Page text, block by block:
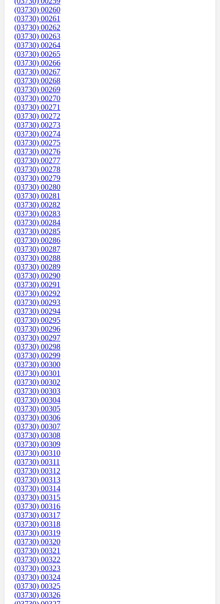
(03730) 00260
(03730) 00261
(03730) 00262
(03730) 00263
(03730) 00264
(03730) 00265
(03730) 00266
(03730) 00267
(03730) 00268
(03730) 00269
(03730) 00270
(03730) 00271
(03730) 00272
(03730) 00273
(03730) 00274
(03730) 00275
(03730) 00276
(03730) 00277
(03730) 00278
(03730) 00279
(03730) 00280
(03730) 00281
(03730) 00282
(03730) 00283
(03730) 00284
(03730) 00285
(03730) 00286
(03730) 00287
(03730) 00288
(03730) 00289
(03730) 00290
(03730) 00291
(03730) 00292
(03730) 00293
(03730) 00294
(03730) 00295
(03730) 00296
(03730) 00297
(03730) 00298
(03730) 00299
(03730) 00300
(03730) 00301
(03730) 00302
(03730) 00303
(03730) 00304
(03730) 00305
(03730) 00306
(03730) 00307
(03730) 00308
(03730) 00309
(03730) 00310
(03730) 00311
(03730) 00312
(03730) 00313
(03730) 00314
(03730) 00315
(03730) 00316
(03730) 00317
(03730) 00318
(03730) 00319
(03730) 00320
(03730) 00321
(03730) 00322
(03730) 00323
(03730) 00324
(03730) 00325
(03730) 00326